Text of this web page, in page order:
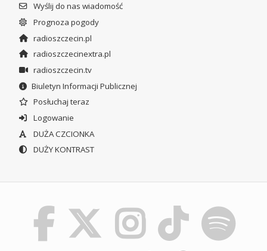
Wyślij do nas wiadomość
Prognoza pogody
radioszczecin.pl
radioszczecinextra.pl
radioszczecin.tv
Biuletyn Informacji Publicznej
Posłuchaj teraz
Logowanie
DUŻA CZCIONKA
DUŻY KONTRAST